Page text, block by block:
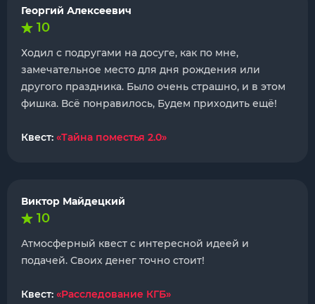
Георгий Алексеевич
10
Ходил с подругами на досуге, как по мне,
замечательное место для дня рождения или
другого праздника. Было очень страшно, и в этом
фишка. Всё понравилось, Будем приходить ещё!
Квест: «Тайна поместья 2.0»
Виктор Майдецкий
10
Атмосферный квест с интересной идеей и
подачей. Своих денег точно стоит!
Квест: «Расследование КГБ»